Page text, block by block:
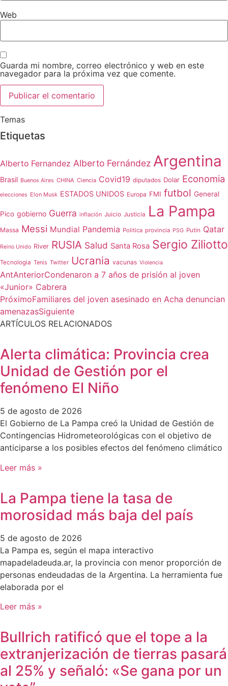
Web
Guarda mi nombre, correo electrónico y web en este
navegador para la próxima vez que comente.
Temas
Etiquetas
Alberto Fernandez Alberto Fernández Argentina
Brasil Buenos Aires CHINA Ciencia Covid19 diputados Dolar Economia
elecciones Elon Musk ESTADOS UNIDOS Europa FMI futbol General
Pico gobierno Guerra inflación Juicio Justicia La Pampa
Massa Messi Mundial Pandemia Politica provincia PSG Putin Qatar
Reino Unido River RUSIA Salud Santa Rosa Sergio Ziliotto
Tecnologia Tenis Twitter Ucrania vacunas Violencia
AntAnteriorCondenaron a 7 años de prisión al joven
«Junior» Cabrera
PróximoFamiliares del joven asesinado en Acha denuncian
amenazasSiguiente
ARTÍCULOS RELACIONADOS
Alerta climática: Provincia crea
Unidad de Gestión por el
fenómeno El Niño
5 de agosto de 2026
El Gobierno de La Pampa creó la Unidad de Gestión de
Contingencias Hidrometeorológicas con el objetivo de
anticiparse a los posibles efectos del fenómeno climático
Leer más »
La Pampa tiene la tasa de
morosidad más baja del país
5 de agosto de 2026
La Pampa es, según el mapa interactivo
mapadeladeuda.ar, la provincia con menor proporción de
personas endeudadas de la Argentina. La herramienta fue
elaborada por el
Leer más »
Bullrich ratificó que el tope a la
extranjerización de tierras pasará
al 25% y señaló: «Se gana por un